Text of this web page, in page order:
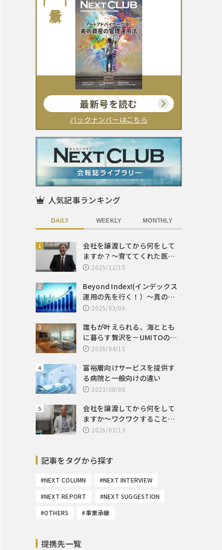
最新号を読む
バックナンバーはこちら
人気記事ランキング
DAILY WEEKLY MONTHLY
会社を譲渡してから何をして
ますか？～育ててくれた医療
業界へ恩返し
2025/12/15
Beyond Index!(インデックス
運用の先を行く！）～真の成
功体験をもたらす運用のあり
2025/03/06
誰もが叶えられる、海ととも
に暮らす贅沢を－UMITOの魅
力 2026/04/15
富裕層向けサービスを提供す
る病院と一般向けの違い
2023/08/08
会社を譲渡してから何をして
ますか～ワクワクすることを
行動基準の一つに
2026/03/13
記事をタグから探す
#NEXT COLUMN
#NEXT INTERVIEW
#NEXT REPORT
#NEXT SUGGESTION
#OTHERS
#事業承継
提携先一覧